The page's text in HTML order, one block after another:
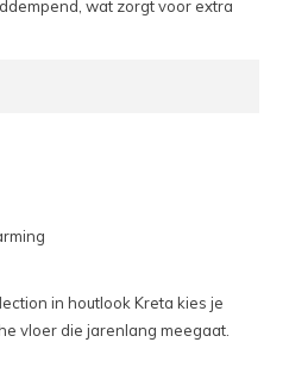
wat zorgt voor extra
in houtlook Kreta kies je
vloer die jarenlang meegaat.